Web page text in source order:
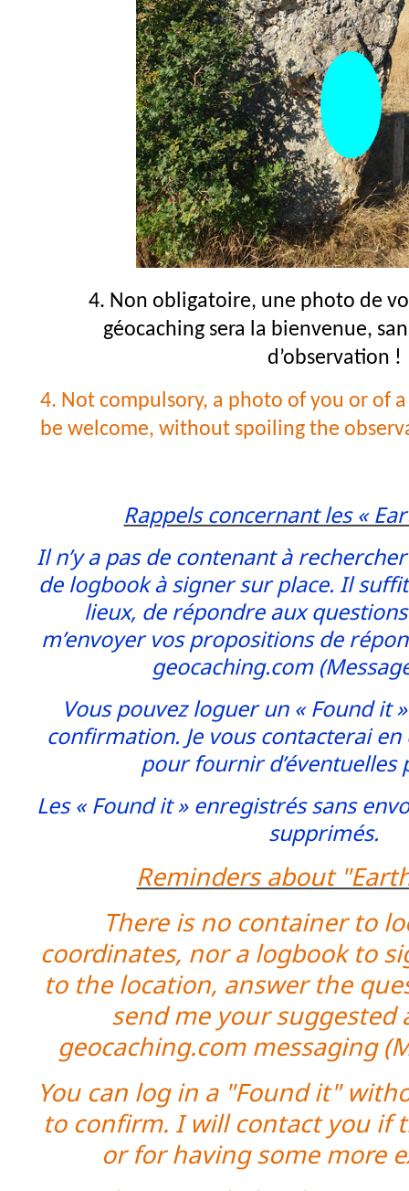
4. Non obligatoire, une photo de
géocaching sera la bienvenue,
d’observation !
4. Not compulsory, a photo of you or of
be welcome, without spoiling the
Rappels concernant les «
Il n’y a pas de contenant à
de logbook à signer sur place. Il
lieux, de répondre aux
m’envoyer vos propositions de
geocaching.com
Vous pouvez loguer un « Found it
confirmation. Je vous contacterai
pour fournir d’éventuelles
Les « Found it » enregistrés sans
supprimés.
Reminders about
There is no container to
coordinates, nor a logbook to
to the location, answer the
send me your suggested
geocaching.com messaging
You can log in a "Found it"
to confirm. I will contact you if
or for having some more